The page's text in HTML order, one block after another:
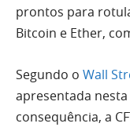
prontos para
Bitcoin e Ether,
Segundo o Wall
apresentada
consequência, a